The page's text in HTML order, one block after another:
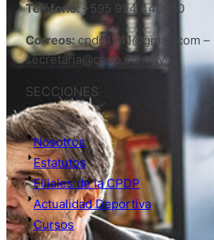
Teléfono:+595 994 440950
Correos:cpdp1941@gmail.com –
secretaria@cpdp.com.py
SECCIONES
Nosotros
Estatutos
Filiales de la CPDP
Actualidad Deportiva
Cursos